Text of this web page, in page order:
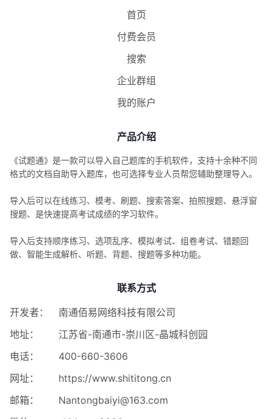
首页
付费会员
搜索
企业群组
我的账户
产品介绍
《试题通》是一款可以导入自己题库的手机软件，支持十余种不同
格式的文档自助导入题库，也可选择专业人员帮您辅助整理导入。
导入后可以在线练习、模考、刷题、搜索答案、拍照搜题、悬浮窗
搜题、是快速提高考试成绩的学习软件。
导入后支持顺序练习、选项乱序、模拟考试、组卷考试、错题回
做、智能生成解析、听题、背题、搜题等多种功能。
联系方式
开发者：
南通佰易网络科技有限公司
地址：
江苏省-南通市-崇川区-晶城科创园
电话：
400-660-3606
网址：
https://www.shititong.cn
邮箱：
Nantongbaiyi@163.com